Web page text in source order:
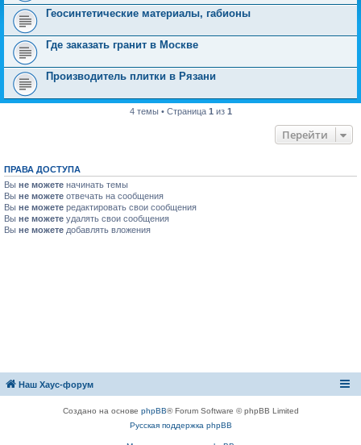
Геосинтетические материалы, габионы
Где заказать гранит в Москве
Производитель плитки в Рязани
4 темы • Страница 1 из 1
Перейти
ПРАВА ДОСТУПА
Вы не можете начинать темы
Вы не можете отвечать на сообщения
Вы не можете редактировать свои сообщения
Вы не можете удалять свои сообщения
Вы не можете добавлять вложения
Наш Хаус-форум
Создано на основе phpBB® Forum Software © phpBB Limited
Русская поддержка phpBB